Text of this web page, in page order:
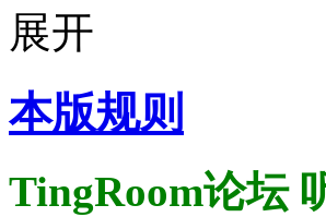
本版规则
TingRoom论坛